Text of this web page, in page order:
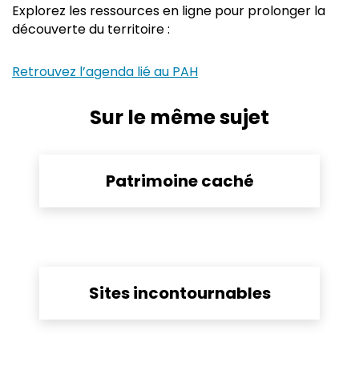
Explorez les ressources en ligne pour prolonger la
découverte du territoire :
Retrouvez l’agenda lié au PAH
Sur le même sujet
Patrimoine caché
Sites incontournables